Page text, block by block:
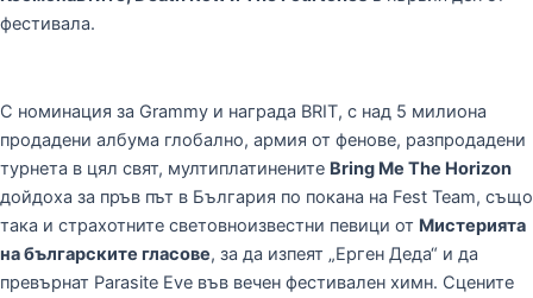
фестивала.
С номинация за Grammy и награда BRIT, с над 5 милиона
продадени албума глобално, армия от фенове, разпродадени
турнета в цял свят, мултиплатинените Bring Me The Horizon
дойдоха за пръв път в България по покана на Fest Team, също
така и страхотните световноизвестни певици от Мистерията
на българските гласове, за да изпеят „Ерген Деда“ и да
превърнат Parasite Eve във вечен фестивален химн. Сцените